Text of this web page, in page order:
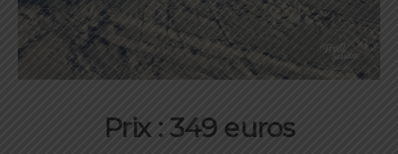
Prix : 349 euros